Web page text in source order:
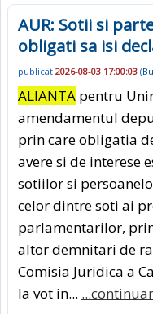
AUR: Sotii si
obligati sa isi
publicat 2026-08-03 17:00:03 (
ALIANTA pentru
amendamentul
prin care obligatia
avere si de interese
sotiilor si
celor dintre soti ai
parlamentarilor,
altor demnitari de
Comisia Juridica a
la vot in...